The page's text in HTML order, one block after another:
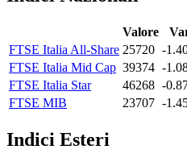
Valore
FTSE Italia All-Share 25720 -
FTSE Italia Mid Cap 39374 -
FTSE Italia Star
46268 -
FTSE MIB
23707 -
Indici Esteri